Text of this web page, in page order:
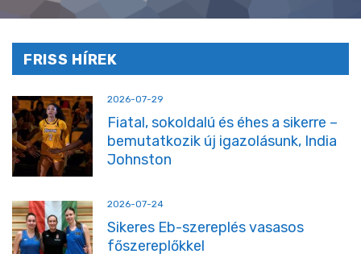
FRISS HÍREK
2026-07-29
Fiatal, sokoldalú és éhes a sikerre –
bemutatkozik új igazolásunk, India
Johnston
2026-07-24
Sikeres Eb-szereplés vasasos
főszereplőkkel